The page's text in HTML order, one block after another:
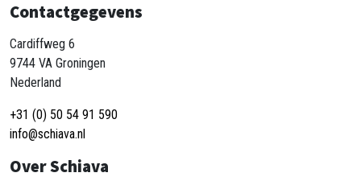
Contactgegevens
Cardiffweg 6
9744 VA Groningen
Nederland
+31 (0) 50 54 91 590
info@schiava.nl
Over Schiava